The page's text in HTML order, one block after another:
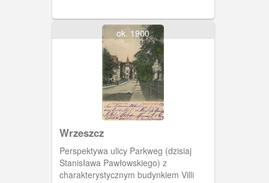
ok. 1900
Wrzeszcz
Perspektywa ulicy Parkweg (dzisiaj
Stanisława Pawłowskiego) z
charakterystycznym budynkiem Villi